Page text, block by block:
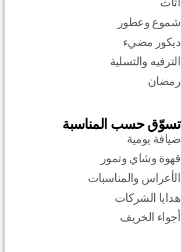
أثاث
شموع وعطور
ديكور مضيء
الترفيه والتسلية
رمضان
تسوّق حسب المناسبة
ضيافة يومية
قهوة وشاي وتمور
الأعراس والمناسبات
هدايا الشركات
أجواء الخريف